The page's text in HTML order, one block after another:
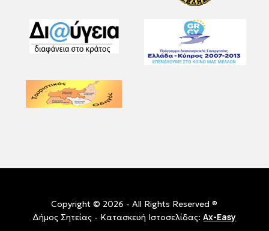
Copyright © 2026 - All Rights Reserved ®
Δήμος Σητείας - Κατασκευή Ιστοσελίδας:Ax-Easy